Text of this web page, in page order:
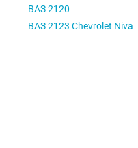
ВАЗ 2120
ВАЗ 2123 Chevrolet Niva